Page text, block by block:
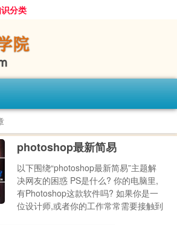
分类
photoshop最新简易
以下围绕“photoshop最新简易”主题解
决网友的困惑 PS是什么? 你的电脑里,
有Photoshop这款软件吗? 如果你是一
位设计师,或者你的工作常常需要接触到